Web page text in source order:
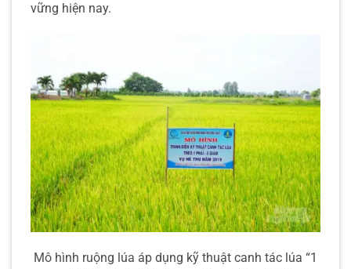
vững hiện nay.
Mô hình ruộng lúa áp dụng kỹ thuật canh tác lúa “1